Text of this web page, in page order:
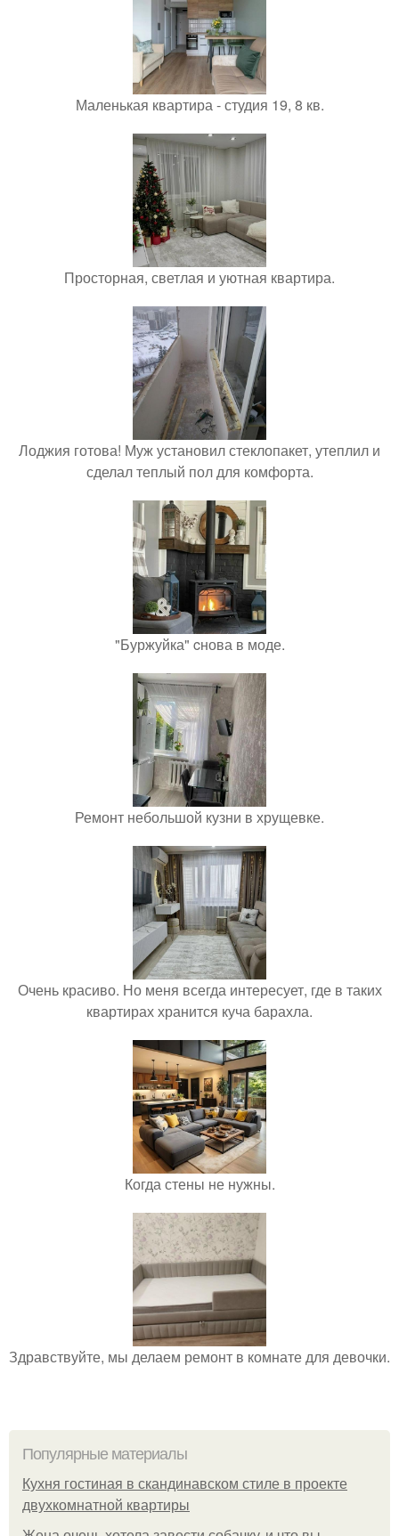
Маленькая квартира - студия 19, 8 кв.
Просторная, светлая и уютная квартира.
Лоджия готова! Муж установил стеклопакет, утеплил и
сделал теплый пол для комфорта.
"Буржуйка" cнова в моде.
Ремонт небольшой кузни в хрущевке.
Очень красиво. Но меня всегда интересует, где в таких
квартирах хранится куча барахла.
Когда стены не нужны.
Здравствуйте, мы делаем ремонт в комнате для девочки.
Популярные материалы
Кухня гостиная в скандинавском стиле в проекте
двухкомнатной квартиры